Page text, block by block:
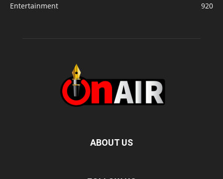
Entertainment
920
ABOUT US